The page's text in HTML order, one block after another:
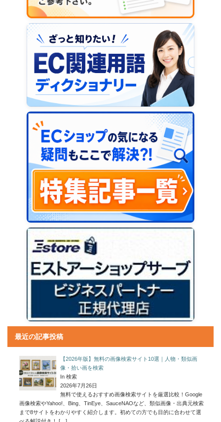
最近の記事投稿
【2026年版】無料の画像検索サイト10選｜人物・類似画
像・拾い画を検索
In 検索
2026年7月26日
無料で使えるおすすめ画像検索サイトを厳選比較！Google
画像検索やYahoo!、Bing、TinEye、SauceNAOなど、類似画像・出典元検索
まで8サイトをわかりやすく紹介します。初めての方でも目的に合わせて選